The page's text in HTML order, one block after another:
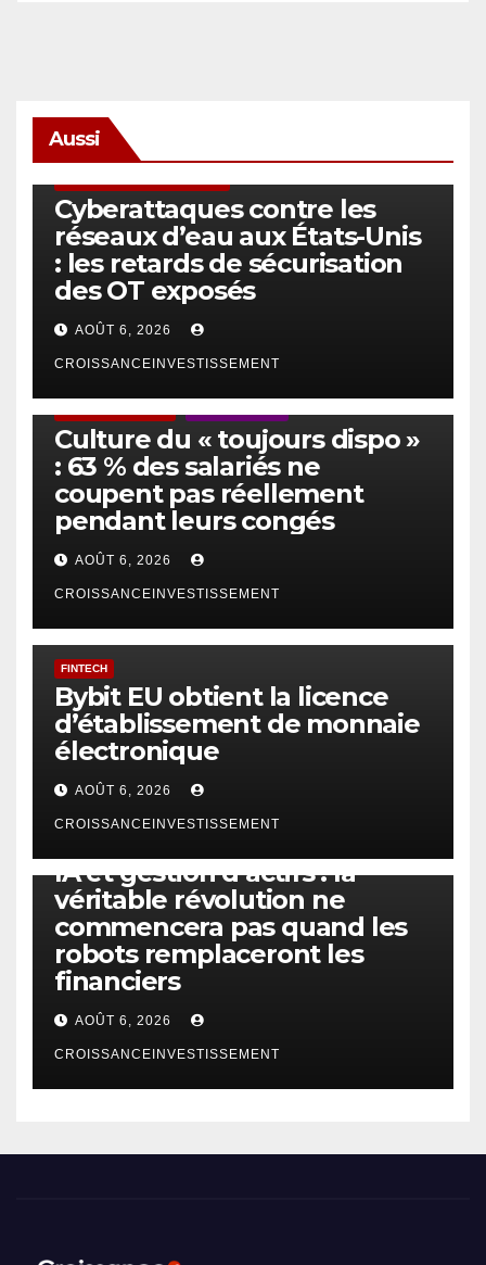
Aussi
Cyberattaques contre les
réseaux d’eau aux États-Unis
: les retards de sécurisation
des OT exposés
AOÛT 6, 2026
CROISSANCEINVESTISSEMENT
Culture du « toujours dispo »
: 63 % des salariés ne
coupent pas réellement
pendant leurs congés
AOÛT 6, 2026
CROISSANCEINVESTISSEMENT
FINTECH
Bybit EU obtient la licence
d’établissement de monnaie
électronique
AOÛT 6, 2026
CROISSANCEINVESTISSEMENT
IA et gestion d’actifs : la
véritable révolution ne
commencera pas quand les
robots remplaceront les
financiers
AOÛT 6, 2026
CROISSANCEINVESTISSEMENT